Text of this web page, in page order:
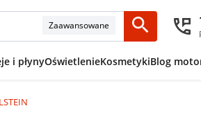
Zaawansowane
i płynyOświetlenieKosmetykiBlog